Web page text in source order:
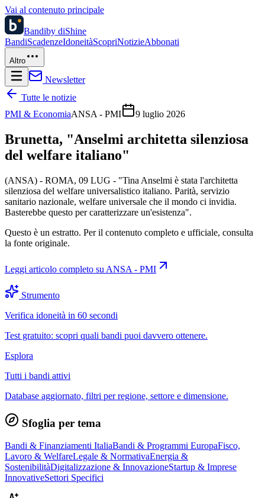
Vai al contenuto principale
Bandiby diShine
BandiScadenzeIdoneitàScopriNotizieAbbonati
Altro
Newsletter
Tutte le notizie
PMI & EconomiaANSA - PMI 9 luglio 2026
Brunetta, "Anselmi architetta silenziosa
del welfare italiano"
(ANSA) - ROMA, 09 LUG - "Tina Anselmi è stata l'architetta
silenziosa del welfare universalistico italiano. Parità, servizio
sanitario nazionale, welfare universale che il mondo ci invidia.
Basterebbe questo per caratterizzare un'esistenza".
Questo è un estratto. Per il contenuto completo e ufficiale, consulta
la fonte originale.
Leggi articolo completo su ANSA - PMI
Strumento
Verifica idoneità in 60 secondi
Test gratuito: scopri quali bandi puoi davvero ottenere.
Esplora
Tutti i bandi attivi
Database aggiornato, filtri per regione, settore e dimensione.
Sfoglia per tema
Bandi & Finanziamenti ItaliaBandi & Programmi EuropaFisco,
Lavoro & WelfareLegale & NormativaEnergia &
SostenibilitàDigitalizzazione & InnovazioneStartup & Imprese
InnovativeSettori Specifici